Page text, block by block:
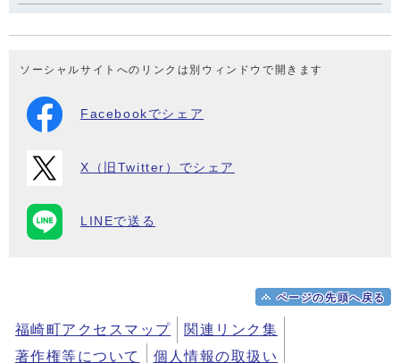
ソーシャルサイトへのリンクは別ウィンドウで開きます
Facebookでシェア
X（旧Twitter）でシェア
LINEで送る
ページの先頭へ戻る
福崎町アクセスマップ
関連リンク集
著作権等について
個人情報の取扱い